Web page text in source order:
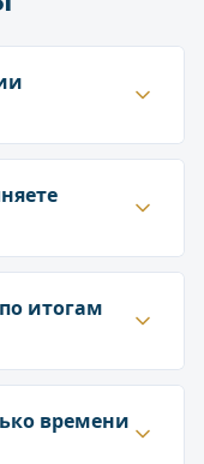
в
Наши
У нас
удалённости
при
итогам
получаете
времени